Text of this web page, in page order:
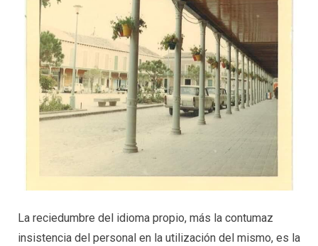
La reciedumbre del idioma propio, más la contumaz
insistencia del personal en la utilización del mismo, es la